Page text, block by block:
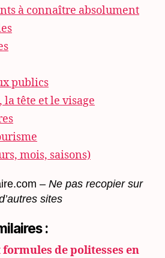
à connaître absolument
publics
tête et le visage
mois, saisons)
– Ne pas recopier sur
sites
:
de politesses en